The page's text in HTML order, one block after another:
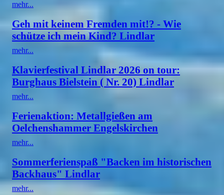
mehr...
Geh mit keinem Fremden mit!? - Wie
schütze ich mein Kind? Lindlar
mehr...
Klavierfestival Lindlar 2026 on tour:
Burghaus Bielstein ( Nr. 20) Lindlar
mehr...
Ferienaktion: Metallgießen am
Oelchenshammer Engelskirchen
mehr...
Sommerferienspaß "Backen im historischen
Backhaus" Lindlar
mehr...